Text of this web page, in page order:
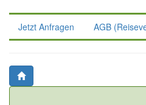
Jetzt Anfragen AGB